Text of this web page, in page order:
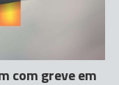
com greve em